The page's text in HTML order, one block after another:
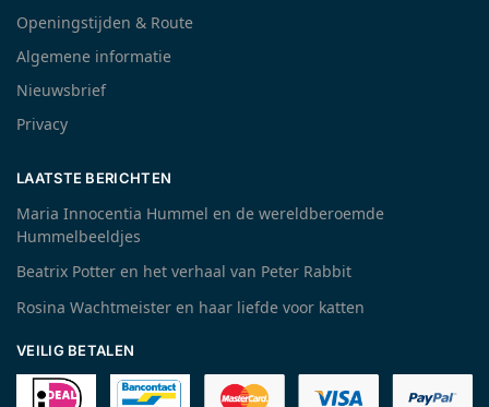
Openingstijden & Route
Algemene informatie
Nieuwsbrief
Privacy
LAATSTE BERICHTEN
Maria Innocentia Hummel en de wereldberoemde
Hummelbeeldjes
Beatrix Potter en het verhaal van Peter Rabbit
Rosina Wachtmeister en haar liefde voor katten
VEILIG BETALEN